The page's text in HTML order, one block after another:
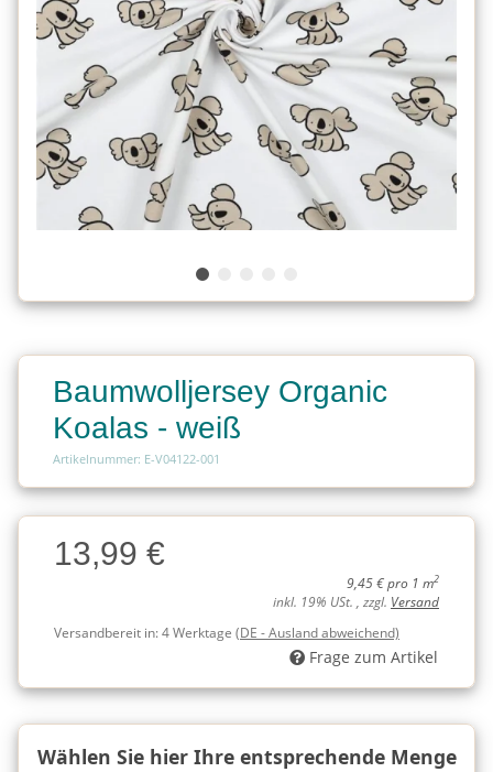
Baumwolljersey Organic
Koalas - weiß
Artikelnummer: E-V04122-001
Charge
Charge13,99 €
9,45 € pro 1 m2
inkl. 19% USt. , zzgl. Versand
Versandbereit in:4 Werktage (DE - Ausland abweichend)
Frage zum Artikel
Wählen Sie hier Ihre entsprechende Menge